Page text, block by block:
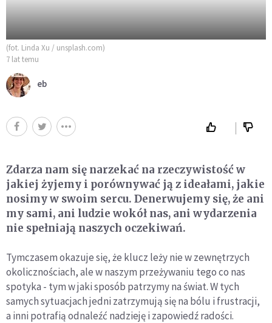
(fot. Linda Xu / unsplash.com)
7 lat temu
eb
Zdarza nam się narzekać na rzeczywistość w
jakiej żyjemy i porównywać ją z ideałami, jakie
nosimy w swoim sercu. Denerwujemy się, że ani
my sami, ani ludzie wokół nas, ani wydarzenia
nie spełniają naszych oczekiwań.
Tymczasem okazuje się, że klucz leży nie w zewnętrzych
okolicznościach, ale w naszym przeżywaniu tego co nas
spotyka - tym w jaki sposób patrzymy na świat. W tych
samych sytuacjach jedni zatrzymują się na bólu i frustracji,
a inni potrafią odnaleźć nadzieję i zapowiedź radości.